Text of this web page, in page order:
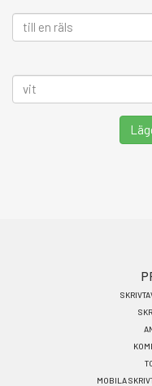
MOBILA